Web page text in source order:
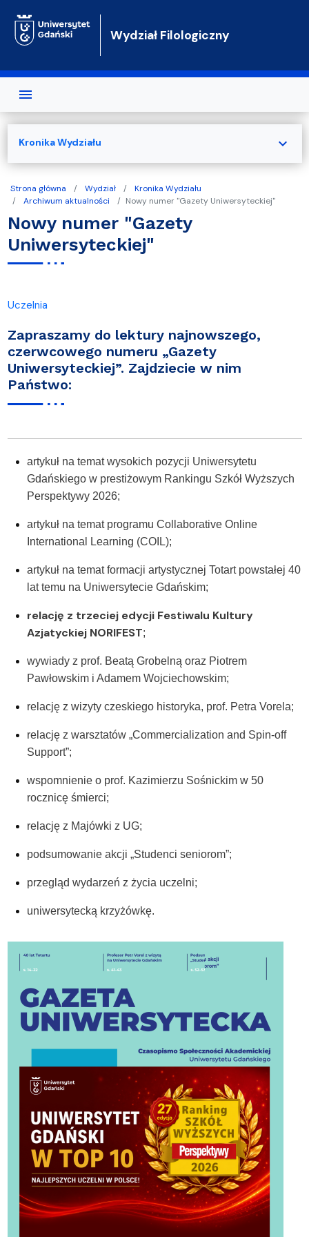
Wydział Filologiczny
Strona główna Wydział
Kronika Wydziału
Archiwum aktualności
Nowy numer "Gazety Uniwersyteckiej"
Nowy numer "Gazety
Uniwersyteckiej"
Uczelnia
Zapraszamy do lektury najnowszego,
czerwcowego numeru „Gazety
Uniwersyteckiej”. Zajdziecie w nim
Państwo:
artykuł na temat wysokich pozycji Uniwersytetu
Gdańskiego w prestiżowym Rankingu Szkół Wyższych
Perspektywy 2026;
artykuł na temat programu Collaborative Online
International Learning (COIL);
artykuł na temat formacji artystycznej Totart powstałej 40
lat temu na Uniwersytecie Gdańskim;
relację z trzeciej edycji Festiwalu Kultury
Azjatyckiej NORIFEST;
wywiady z prof. Beatą Grobelną oraz Piotrem
Pawłowskim i Adamem Wojciechowskim;
relację z wizyty czeskiego historyka, prof. Petra Vorela;
relację z warsztatów „Commercialization and Spin-off
Support”;
wspomnienie o prof. Kazimierzu Sośnickim w 50
rocznicę śmierci;
relację z Majówki z UG;
podsumowanie akcji „Studenci seniorom”;
przegląd wydarzeń z życia uczelni;
uniwersytecką krzyżówkę.
Kronika Wydziału expand_more